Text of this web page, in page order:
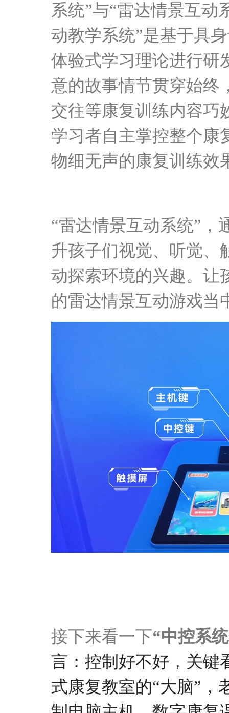
系统”与“雷达情景互动
动教学系统”是基于具
体验式学习理论进行研
意的故事情节贯穿始终
交往等康复训练内容巧
学习者自主掌控整个康
物细无声的康复训练效
“雷达情景互动系统”，
升孩子们视觉、听觉、
动探索环境的兴趣。让
的雷达情景互动游戏当
接下来看一下“中控系统
言 ：控制好不好，关键
式康复教室的“大脑” ，